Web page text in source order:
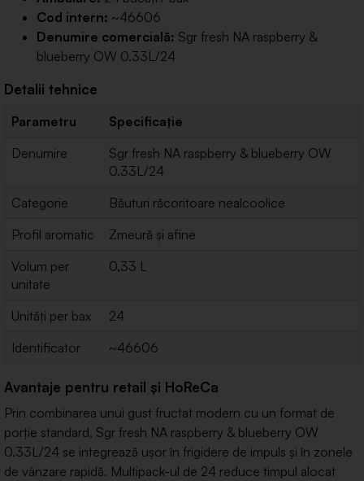
Cod intern: ~46606
Denumire comercială: Sgr fresh NA raspberry &
blueberry OW 0.33L/24
Detalii tehnice
Parametru
Specificație
Denumire
Sgr fresh NA raspberry & blueberry OW
0.33L/24
Categorie
Băuturi răcoritoare nealcoolice
Profil aromatic
Zmeură și afine
Volum per
unitate
0,33 L
Unități per bax
24
Identificator
~46606
Avantaje pentru retail și HoReCa
Prin combinarea unui gust fructat modern cu un format de
porție standard, Sgr fresh NA raspberry & blueberry OW
0.33L/24 se integrează ușor în frigidere de impuls și în zonele
de vânzare rapidă. Multipack-ul de 24 reduce timpul alocat